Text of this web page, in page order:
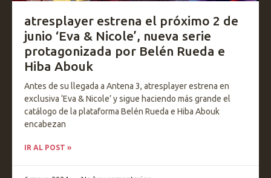
atresplayer estrena el próximo 2 de
junio ‘Eva & Nicole’, nueva serie
protagonizada por Belén Rueda e
Hiba Abouk
Antes de su llegada a Antena 3, atresplayer estrena en
exclusiva ‘Eva & Nicole’ y sigue haciendo más grande el
catálogo de la plataforma Belén Rueda e Hiba Abouk
encabezan
IR AL POST »